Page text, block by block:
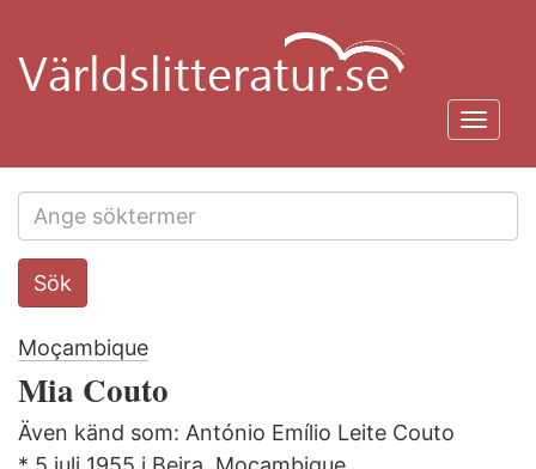
huvudinnehåll
Search
this
Sök
Moçambique
Mia Couto
Även känd som: António Emílio Leite Couto